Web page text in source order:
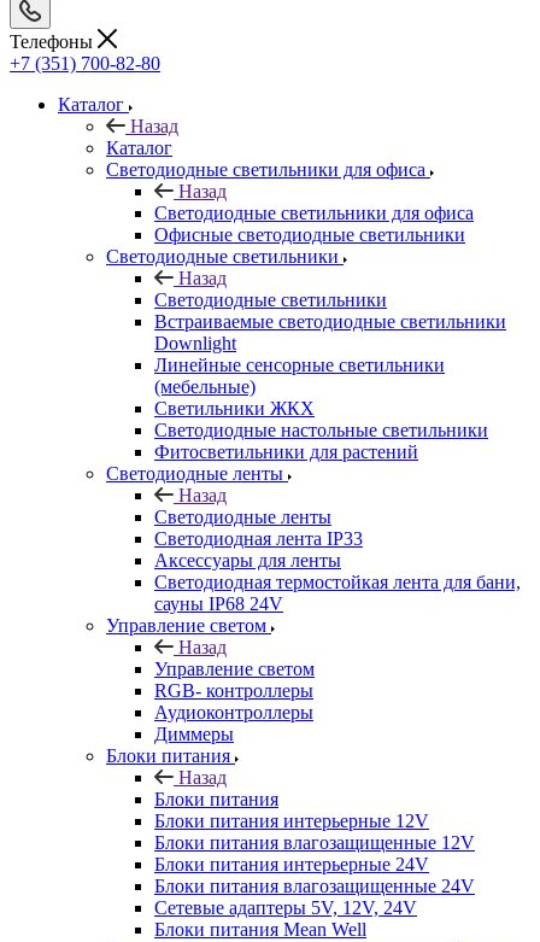
Телефоны
+7 (351) 700-82-80
Каталог
Назад
Каталог
Светодиодные светильники для офиса
Назад
Светодиодные светильники для офиса
Офисные светодиодные светильники
Светодиодные светильники
Назад
Светодиодные светильники
Встраиваемые светодиодные светильники
Downlight
Линейные сенсорные светильники
(мебельные)
Светильники ЖКХ
Светодиодные настольные светильники
Фитосветильники для растений
Светодиодные ленты
Назад
Светодиодные ленты
Светодиодная лента IP33
Аксессуары для ленты
Светодиодная термостойкая лента для бани,
сауны IP68 24V
Управление светом
Назад
Управление светом
RGB- контроллеры
Аудиоконтроллеры
Диммеры
Блоки питания
Назад
Блоки питания
Блоки питания интерьерные 12V
Блоки питания влагозащищенные 12V
Блоки питания интерьерные 24V
Блоки питания влагозащищенные 24V
Сетевые адаптеры 5V, 12V, 24V
Блоки питания Mean Well